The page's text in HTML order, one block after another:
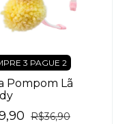
3 PAGUE 2
Pompom Lã
R$36,90